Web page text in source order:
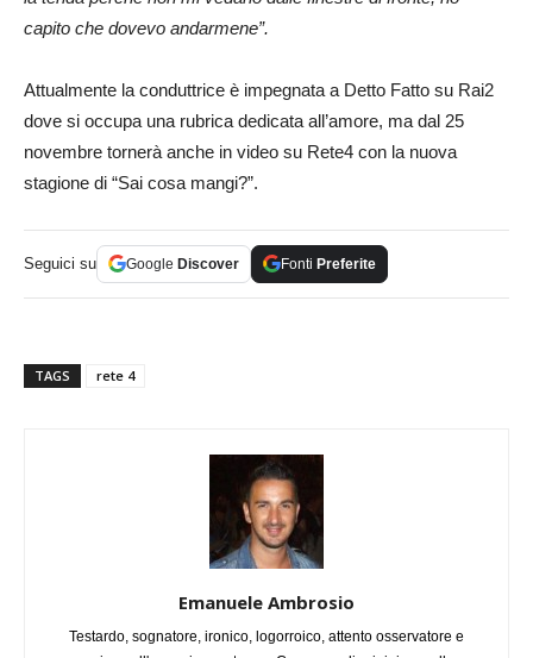
capito che dovevo andarmene”.
Attualmente la conduttrice è impegnata a Detto Fatto su Rai2
dove si occupa una rubrica dedicata all’amore, ma dal 25
novembre tornerà anche in video su Rete4 con la nuova
stagione di “Sai cosa mangi?”.
Seguici su Google Discover Fonti Preferite
TAGS rete 4
Emanuele Ambrosio
Testardo, sognatore, ironico, logorroico, attento osservatore e